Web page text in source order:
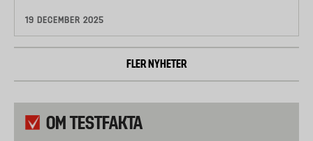
19 DECEMBER 2025
FLER NYHETER
OM TESTFAKTA